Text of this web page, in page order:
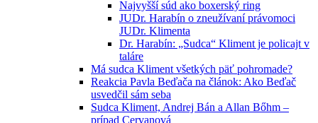
Najvyšší súd ako boxerský ring
JUDr. Harabín o zneužívaní právomoci
JUDr. Klimenta
Dr. Harabín: „Sudca“ Kliment je policajt v
taláre
Má sudca Kliment všetkých päť pohromade?
Reakcia Pavla Beďača na článok: Ako Beďač
usvedčil sám seba
Sudca Kliment, Andrej Bán a Allan Bőhm –
prípad Cervanová